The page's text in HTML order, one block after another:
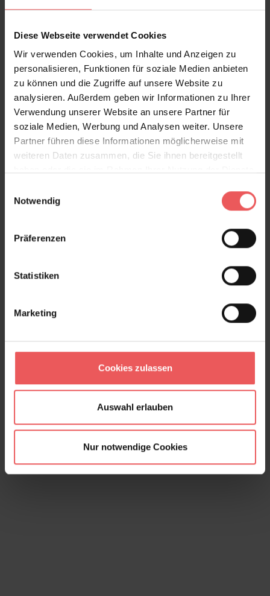
Diese Webseite verwendet Cookies
Wir verwenden Cookies, um Inhalte und Anzeigen zu
personalisieren, Funktionen für soziale Medien anbieten
zu können und die Zugriffe auf unsere Website zu
analysieren. Außerdem geben wir Informationen zu Ihrer
Verwendung unserer Website an unsere Partner für
soziale Medien, Werbung und Analysen weiter. Unsere
Partner führen diese Informationen möglicherweise mit
weiteren Daten zusammen, die Sie ihnen bereitgestellt
Notwendig
Präferenzen
Statistiken
Marketing
Cookies zulassen
Auswahl erlauben
Nur notwendige Cookies
Trailing Orchid, col. 2
432,00 €
480,00 € (10% gespart)
Trailing Orchid, col. 701